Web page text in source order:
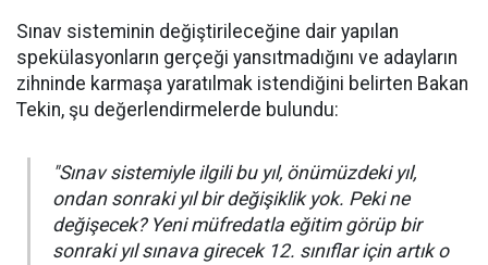
Sınav sisteminin değiştirileceğine dair yapılan
spekülasyonların gerçeği yansıtmadığını ve adayların
zihninde karmaşa yaratılmak istendiğini belirten Bakan
Tekin, şu değerlendirmelerde bulundu:
"Sınav sistemiyle ilgili bu yıl, önümüzdeki yıl,
ondan sonraki yıl bir değişiklik yok. Peki ne
değişecek? Yeni müfredatla eğitim görüp bir
sonraki yıl sınava girecek 12. sınıflar için artık o